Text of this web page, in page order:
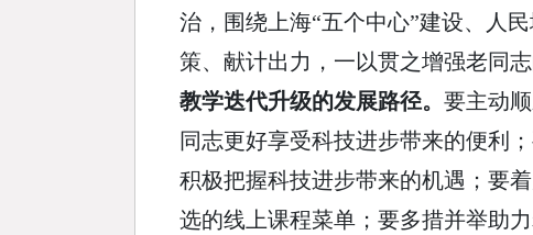
治，围绕上海“五个中心”建设、人
策、献计出力，一以贯之增强老同
教学迭代升级的发展路径。 要主动
同志更好享受科技进步带来的便利
积极把握科技进步带来的机遇；要
选的线上课程菜单；要多措并举助